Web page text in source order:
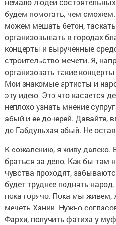
немало людей
будем помогать, чем
можем мешать бетон,
организовывать в городах
концерты и вырученные
строительство мечети. Я,
организовать такие
Мои знакомые артисты и
эту идею. Это что касается
неплохо узнать мнение
абый и ее дочерей. Давайте,
до Габдульхая абый. Не
К сожалению, я живу далеко.
браться за дело. Как бы там
чувства проходят,
будет труднее поднять
пока горячо. Пока мы живем,
мечеть Хании. Нужно
Фархи, получить фатиха у